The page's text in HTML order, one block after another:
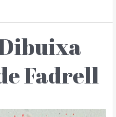
Fadrell